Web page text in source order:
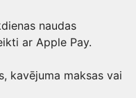
naudas
ar Apple Pay.
kavējuma maksas vai